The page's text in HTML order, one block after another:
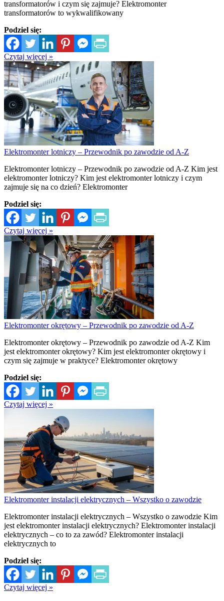
transformatorów i czym się zajmuje? Elektromonter
transformatorów to wykwalifikowany
Podziel się:
Czytaj więcej »
Elektromonter lotniczy – Przewodnik po zawodzie od A-Z
Elektromonter lotniczy – Przewodnik po zawodzie od A-Z Kim jest
elektromonter lotniczy? Kim jest elektromonter lotniczy i czym
zajmuje się na co dzień? Elektromonter
Podziel się:
Czytaj więcej »
Elektromonter okrętowy – Przewodnik po zawodzie od A-Z
Elektromonter okrętowy – Przewodnik po zawodzie od A-Z Kim
jest elektromonter okrętowy? Kim jest elektromonter okrętowy i
czym się zajmuje w praktyce? Elektromonter okrętowy
Podziel się:
Czytaj więcej »
Elektromonter instalacji elektrycznych – Wszystko o zawodzie
Elektromonter instalacji elektrycznych – Wszystko o zawodzie Kim
jest elektromonter instalacji elektrycznych? Elektromonter instalacji
elektrycznych – co to za zawód? Elektromonter instalacji
elektrycznych to
Podziel się:
Czytaj więcej »